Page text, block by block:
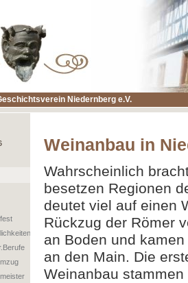
Niedernberg e.V.
Weinanbau in
Wahrscheinlich
besetzen Regionen
deutet viel auf einen
Rückzug der Römer
an Boden und
an den Main. Die
Weinanbau